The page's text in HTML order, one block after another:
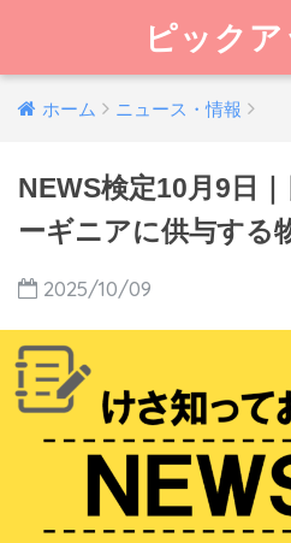
ピック
ホーム ニュース・情報
NEWS検定10月9日
ーギニアに供与する
2025/10/09